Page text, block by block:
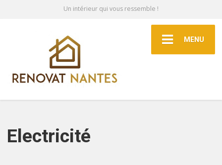
Un intérieur qui vous ressemble !
MENU
Electricité